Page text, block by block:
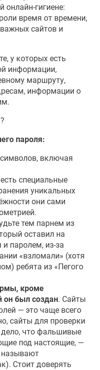
онлайн-гигиене:
время от времени,
сайтов и
у которых есть
информации,
маршруту,
информации о
пароля:
включая
специальные
уникальных
они сами
тем парнем из
оставил на
паролем, из-за
«взломали» (хотя
ребята из «Пегого
кроме
он был создан. Сайты
— это чаще всего
сайты для проверки
дело, что фальшивые
под настоящие, —
называют
Стоит доверять